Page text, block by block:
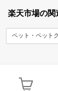
楽天市場の関
ペット・ペット